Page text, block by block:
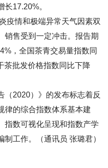
17.20%。
情和极端异常天气因素双
销售受到一定冲击。报告期
，全国茶青交易量指数同
茶批发价格指数同比下降
2020）》的发布标志着反
律的综合指数体系基本建
指数可视化呈现和指数产学
工作。（通讯员 张璐君）